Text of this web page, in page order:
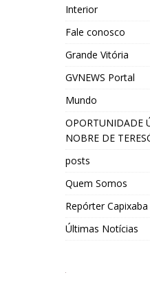
Interior
Fale conosco
Grande Vitória
GVNEWS Portal
Mundo
OPORTUNIDADE
NOBRE DE
posts
Quem Somos
Repórter
Últimas Notícias